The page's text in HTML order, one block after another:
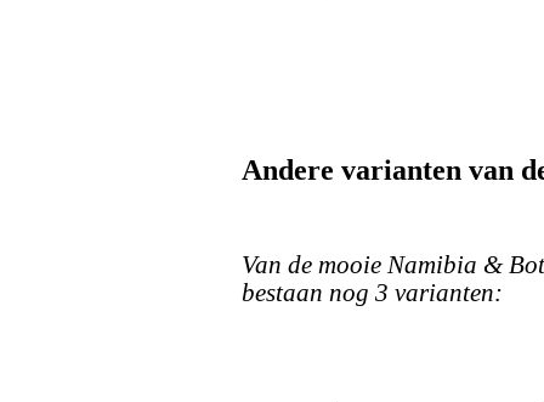
Andere varianten van
Van de mooie Namibia &
bestaan nog 3 varianten: